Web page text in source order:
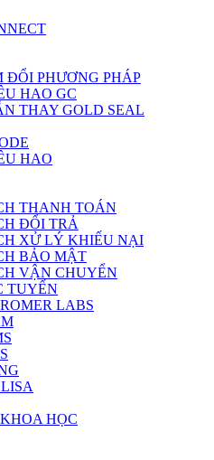
ĐỔI PHƯƠNG PHÁP
HAO GC
THAY GOLD SEAL
HAO
THANH TOÁN
ĐỔI TRẢ
XỬ LÝ KHIẾU NẠI
BẢO MẬT
VẬN CHUYỂN
TUYẾN
LABS
HỌC